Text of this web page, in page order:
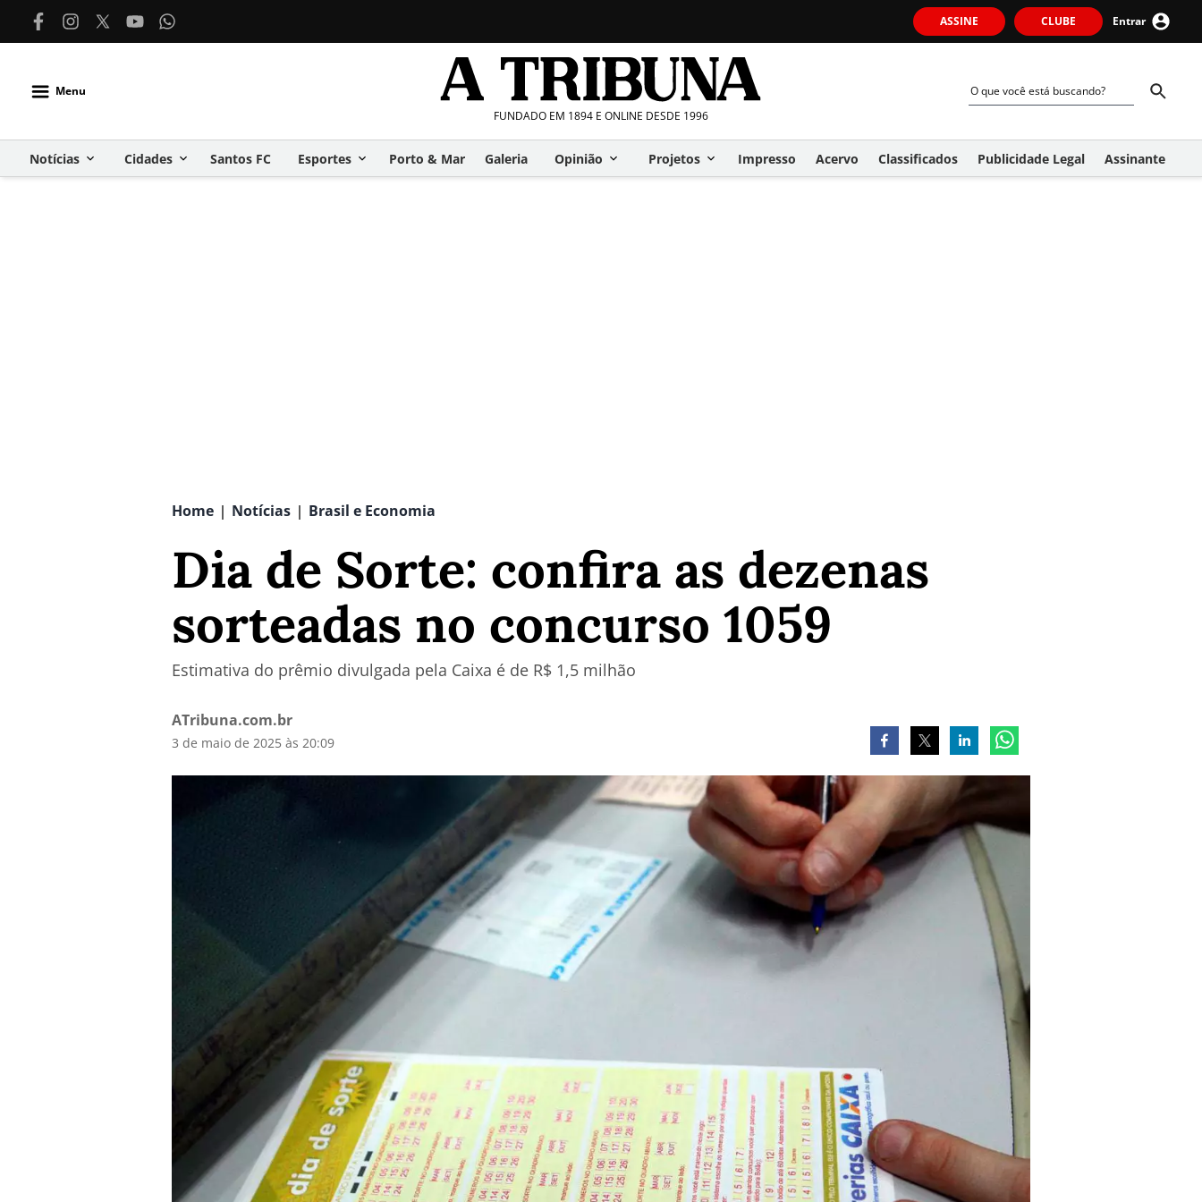
ASSINE CLUBE Entrar
Menu
FUNDADO EM 1894 E ONLINE DESDE 1996
Notícias Cidades Santos FC Esportes Porto & Mar Galeria Opinião Projetos Impresso Acervo Classificados Publicidade Legal Assinante
Home | Notícias | Brasil e Economia
Dia de Sorte: confira as dezenas
sorteadas no concurso 1059
Estimativa do prêmio divulgada pela Caixa é de R$ 1,5 milhão
ATribuna.com.br
3 de maio de 2025 às 20:09